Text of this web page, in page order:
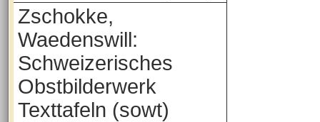
Zschokke,
Waedenswill:
Schweizerisches
Obstbilderwerk
Texttafeln (sowt)